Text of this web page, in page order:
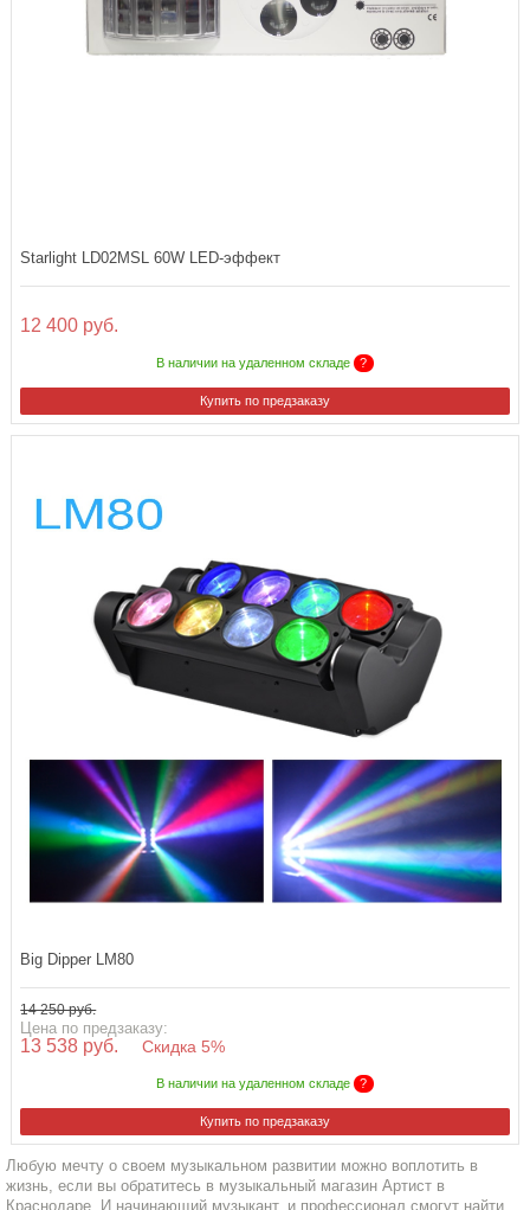
Starlight LD02MSL 60W LED-эффект
12 400 руб.
В наличии на удаленном складе ?
Купить по предзаказу
Big Dipper LM80
14 250 руб.
Цена по предзаказу:
13 538 руб. Скидка 5%
В наличии на удаленном складе ?
Купить по предзаказу
Любую мечту о своем музыкальном развитии можно воплотить в
жизнь, если вы обратитесь в музыкальный магазин Артист в
Краснодаре. И начинающий музыкант, и профессионал смогут найти